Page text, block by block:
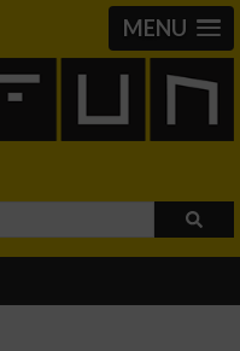
MENU